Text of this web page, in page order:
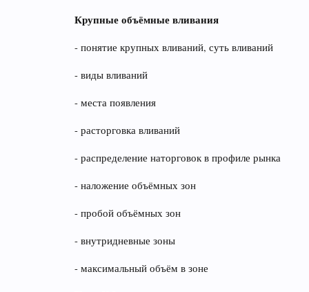
Крупные объёмные вливания
- понятие крупных вливаний, суть вливаний
- виды вливаний
- места появления
- расторговка вливаний
- распределение наторговок в профиле рынка
- наложение объёмных зон
- пробой объёмных зон
- внутридневные зоны
- максимальный объём в зоне